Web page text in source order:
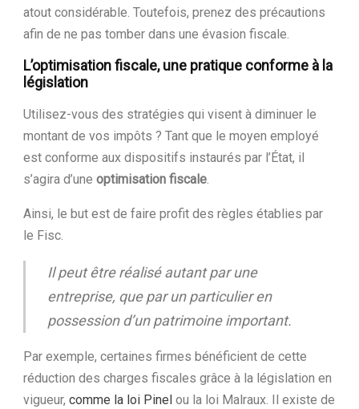
atout considérable. Toutefois, prenez des précautions
afin de ne pas tomber dans une évasion fiscale.
L’optimisation fiscale, une pratique conforme à la
législation
Utilisez-vous des stratégies qui visent à diminuer le
montant de vos impôts ? Tant que le moyen employé
est conforme aux dispositifs instaurés par l’État, il
s’agira d’une optimisation fiscale.
Ainsi, le but est de faire profit des règles établies par
le Fisc.
Il peut être réalisé autant par une
entreprise, que par un particulier en
possession d’un patrimoine important.
Par exemple, certaines firmes bénéficient de cette
réduction des charges fiscales grâce à la législation en
vigueur, comme la loi Pinel ou la loi Malraux. Il existe de